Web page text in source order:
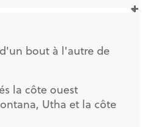
bout à l'autre de
la côte ouest
Utha et la côte